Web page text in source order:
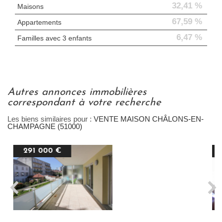
Maisons 32,41 %
Appartements 67,59 %
Familles avec 3 enfants 6,47 %
autres annonces immobilières
correspondant à votre recherche
Les biens similaires pour : VENTE MAISON CHÂLONS-EN-
CHAMPAGNE (51000)
264 000 €